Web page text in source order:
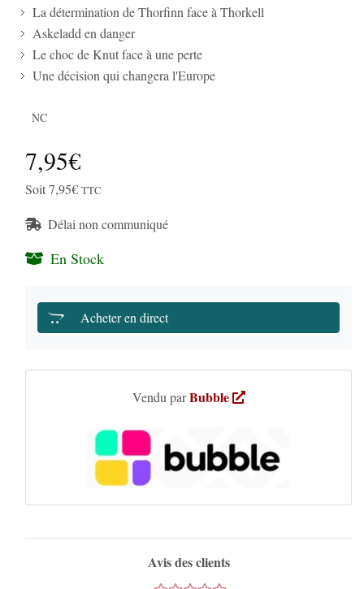
La détermination de Thorfinn face à Thorkell
Askeladd en danger
Le choc de Knut face à une perte
Une décision qui changera l'Europe
NC
7,95€
Soit 7,95€ TTC
Délai non communiqué
En Stock
Acheter en direct
Vendu parBubble
Avis des clients